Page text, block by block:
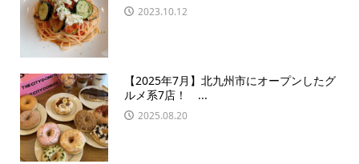
2023.10.12
【2025年7月】北九州市にオープンしたグ
ルメ系7店！ ...
2025.08.20